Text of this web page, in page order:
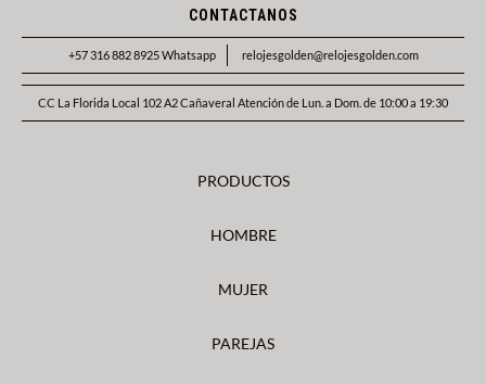
CONTACTANOS
+57 316 882 8925 Whatsapp relojesgolden@relojesgolden.com
CC La Florida Local 102 A2 Cañaveral Atención de Lun. a Dom. de 10:00 a 19:30
PRODUCTOS
HOMBRE
MUJER
PAREJAS